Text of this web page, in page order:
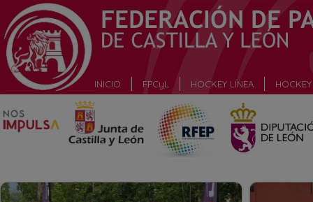
INICIO FPCyL HOCKEY LÍNEA HOCKEY
fff